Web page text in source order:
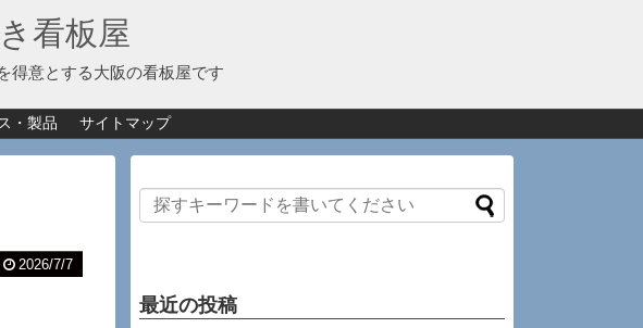
看板屋
得意とする大阪の看板屋です
・製品 サイトマップ
2026/7/7
最近の投稿